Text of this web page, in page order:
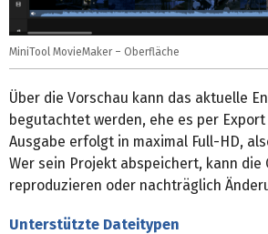
MiniTool MovieMaker – Oberfläche
Über die Vorschau kann das aktuelle
begutachtet werden, ehe es per
Ausgabe erfolgt in maximal Full-HD,
Wer sein Projekt abspeichert, kann die
reproduzieren oder nachträglich
Unterstützte Dateitypen